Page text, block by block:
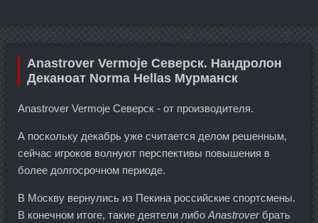
Anastrover Vermoje Северск. Нандролон
Деканоат Norma Hellas Мурманск
Anastrover Vermoje Северск - от производителя.
А поскольку декабрь уже считается делом решенным,
сейчас игроков волнуют перспективы повышения в
более долгосрочном периоде.
В Москву вернулись из Пекина российские спортсмены.
В конечном итоге, такие деятели либо Anastroverбрать